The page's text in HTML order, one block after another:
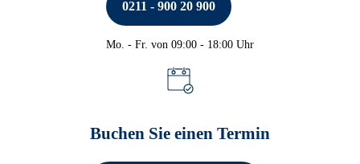
0211 - 900 20 900
Telefon-Beratung & Banking
Mo. - Fr. von 09:00 - 18:00 Uhr
Buchen Sie einen Termin